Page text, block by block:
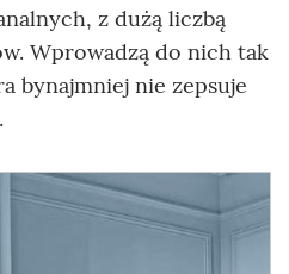
z dużą liczbą
Wprowadzą do nich tak
bynajmniej nie zepsuje